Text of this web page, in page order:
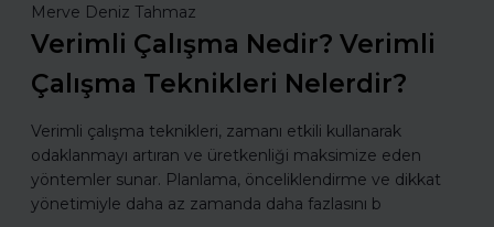
Merve Deniz Tahmaz
Verimli Çalışma Nedir? Verimli
Çalışma Teknikleri Nelerdir?
Verimli çalışma teknikleri, zamanı etkili kullanarak
odaklanmayı artıran ve üretkenliği maksimize eden
yöntemler sunar. Planlama, önceliklendirme ve dikkat
yönetimiyle daha az zamanda daha fazlasını b